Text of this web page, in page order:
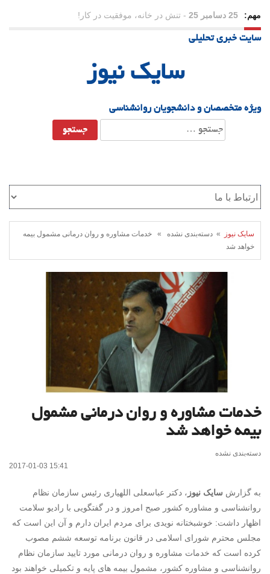
مهم: 25 دسامبر 25 - تنش در خانه، موفقیت در کار!
23 دسامبر 25
-یلدا؛ نماد تاب‌آوری اجتماعی در روزگار دشوار
سایت خبری تحلیلی
سایک نیوز
ویژه متخصصان و دانشجویان روانشناسی
جستجو
برای:
سایک نیوز
» دسته‌بندی نشده » خدمات مشاوره و روان درمانی مشمول بیمه
خواهد شد
خدمات مشاوره و روان درمانی مشمول
بیمه خواهد شد
دسته‌بندی نشده
2017-01-03 15:41
به گزارش سایک نیوز ، دکتر عباسعلی اللهیاری رئیس سازمان نظام
روانشناسی و مشاوره کشور صبح امروز و در گفتگویی با رادیو سلامت
اظهار داشت: خوشبختانه نویدی برای مردم ایران دارم و آن این است که
مجلس محترم شورای اسلامی در قانون برنامه توسعه ششم مصوب
کرده است که خدمات مشاوره و روان درمانی مورد تایید سازمان نظام
روانشناسی و مشاوره کشور، مشمول بیمه های پایه و تکمیلی خواهند بود